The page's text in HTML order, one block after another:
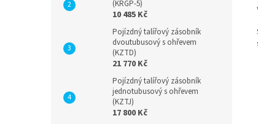
(KRGP-5)
10 485 Kč
Pojízdný talířový zásobník
dvoutubusový s ohřevem
(KZTD)
21 770 Kč
Pojízdný talířový zásobník
jednotubusový s ohřevem
(KZTJ)
17 800 Kč